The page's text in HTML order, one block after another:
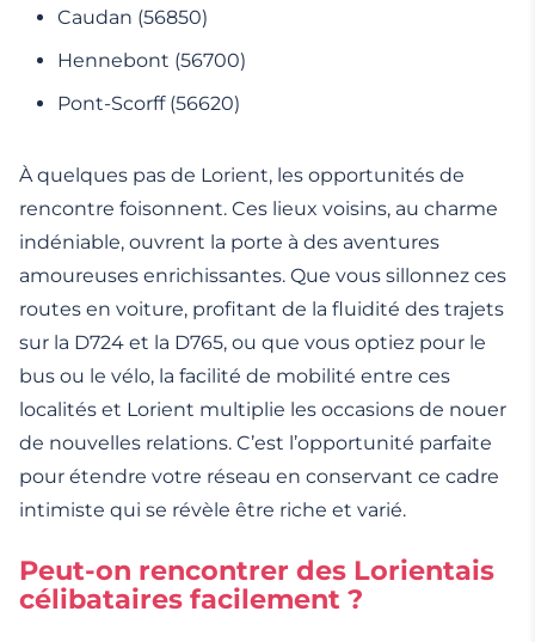
Caudan (56850)
Hennebont (56700)
Pont-Scorff (56620)
À quelques pas de Lorient, les opportunités de
rencontre foisonnent. Ces lieux voisins, au charme
indéniable, ouvrent la porte à des aventures
amoureuses enrichissantes. Que vous sillonnez ces
routes en voiture, profitant de la fluidité des trajets
sur la D724 et la D765, ou que vous optiez pour le
bus ou le vélo, la facilité de mobilité entre ces
localités et Lorient multiplie les occasions de nouer
de nouvelles relations. C’est l’opportunité parfaite
pour étendre votre réseau en conservant ce cadre
intimiste qui se révèle être riche et varié.
Peut-on rencontrer des Lorientais
célibataires facilement ?